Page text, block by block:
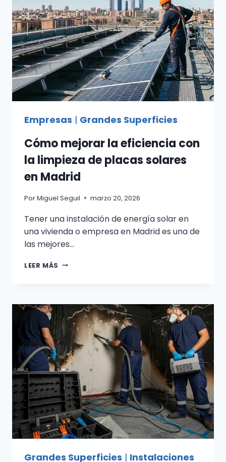
Empresas | Grandes Superficies
Cómo mejorar la eficiencia con
la limpieza de placas solares
en Madrid
PorMiguel Seguil marzo 20, 2026
Tener una instalación de energía solar en
una vivienda o empresa en Madrid es una de
las mejores…
LEER MÁS CÓMO
EFICIENCIA
CON
LA
LIMPIEZA
DE
PLACAS
SOLARES
EN
MADRID
Grandes Superficies | Instalaciones